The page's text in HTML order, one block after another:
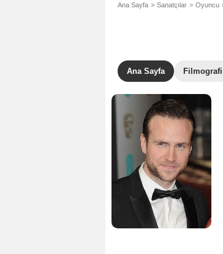
Ana Sayfa Sanatçılar Oyuncu
Ana Sayfa Filmografi